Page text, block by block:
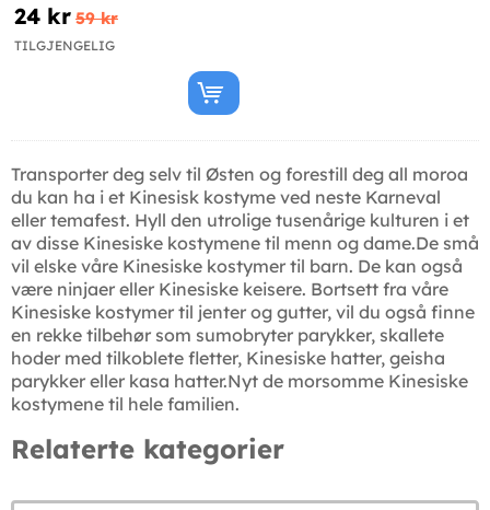
24 kr 59 kr
TILGJENGELIG
Transporter deg selv til Østen og forestill deg all moroa
du kan ha i et Kinesisk kostyme ved neste Karneval
eller temafest. Hyll den utrolige tusenårige kulturen i et
av disse Kinesiske kostymene til menn og dame.De små
vil elske våre Kinesiske kostymer til barn. De kan også
være ninjaer eller Kinesiske keisere. Bortsett fra våre
Kinesiske kostymer til jenter og gutter, vil du også finne
en rekke tilbehør som sumobryter parykker, skallete
hoder med tilkoblete fletter, Kinesiske hatter, geisha
parykker eller kasa hatter.Nyt de morsomme Kinesiske
kostymene til hele familien.
Relaterte kategorier